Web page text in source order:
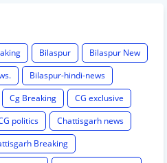
Bilaspur
Bilaspur New
Bilaspur-hindi-news
Cg Breaking
CG exclusive
politics
Chattisgarh news
Breaking